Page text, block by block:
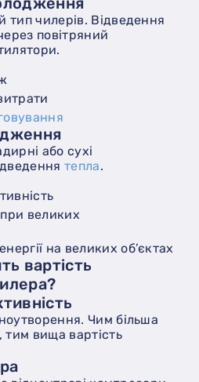
чилерів. Відведення
повітряний
або сухі
тепла.
на великих об’єктах
вартість
Чим більша
тим вища вартість